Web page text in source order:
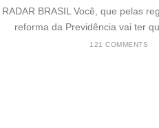
RADAR BRASIL Você, que pelas
reforma da Previdência vai ter
121 COMMENTS